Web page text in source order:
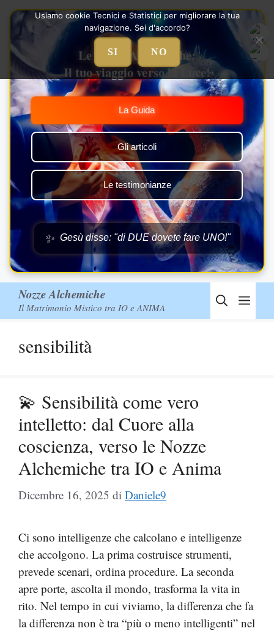
Vai
contenuto
Le Nozze Alchemiche:
Il tuo viaggio verso la Luce!
La Guida
Gli articoli
Le testimonianze
✨ Gesù disse: "di DUE dovete fare UNO!"
Nozze Alchemiche
Il Matrimonio Mistico tra IO e ANIMA
sensibilità
💫 Sensibilità come vero
intelletto: dal Cuore alla
coscienza, verso le Nozze
Alchemiche tra IO e Anima
Dicembre 16, 2025 di Daniele9
Ci sono intelligenze che calcolano e intelligenze
che accolgono. La prima costruisce strumenti,
prevede scenari, ordina procedure. La seconda
apre porte, ascolta il mondo, trasforma la vita in
rito. Nel tempo in cui viviamo, la differenza che fa
la differenza non è tra “più o meno intelligenti” nel
Usiamo cookie Tecnici e Statistici per migliorare la tua
navigazione. Sei d'accordo?
SI NO